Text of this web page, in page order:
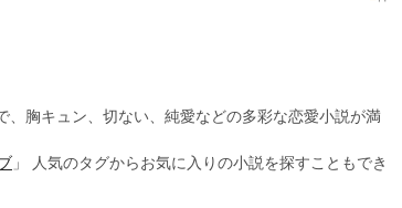
胸キュン、切ない、純愛などの多彩な恋愛小説が満
」 人気のタグからお気に入りの小説を探すこともでき